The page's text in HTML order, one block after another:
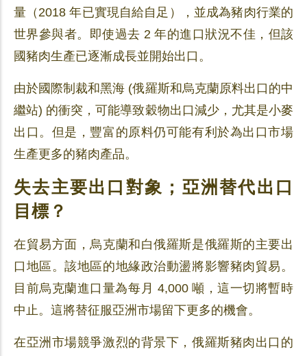
量（2018 年已實現自給自足），並成為豬肉行業的
世界參與者。即使過去 2 年的進口狀況不佳，但該
國豬肉生產已逐漸成長並開始出口。
由於國際制裁和黑海 (俄羅斯和烏克蘭原料出口的中
繼站) 的衝突，可能導致穀物出口減少，尤其是小麥
出口。但是，豐富的原料仍可能有利於為出口市場
生產更多的豬肉產品。
失去主要出口對象；亞洲替代出口
目標？
在貿易方面，烏克蘭和白俄羅斯是俄羅斯的主要出
口地區。該地區的地緣政治動盪將影響豬肉貿易。
目前烏克蘭進口量為每月 4,000 噸，這一切將暫時
中止。這將替征服亞洲市場留下更多的機會。
在亞洲市場競爭激烈的背景下，俄羅斯豬肉出口的